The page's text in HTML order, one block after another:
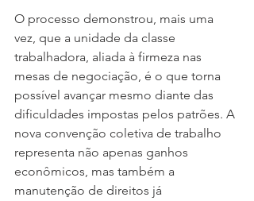
O processo demonstrou, mais uma
vez, que a unidade da classe
trabalhadora, aliada à firmeza nas
mesas de negociação, é o que torna
possível avançar mesmo diante das
dificuldades impostas pelos patrões. A
nova convenção coletiva de trabalho
representa não apenas ganhos
econômicos, mas também a
manutenção de direitos já